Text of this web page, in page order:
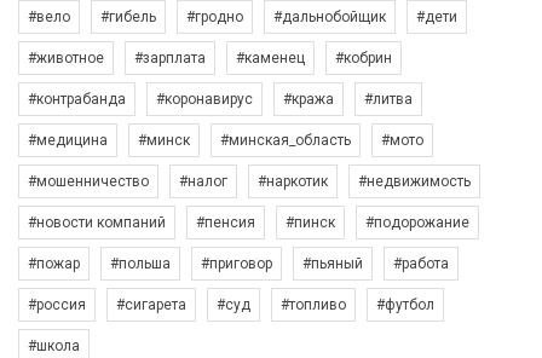
#вело #гибель #гродно #дальнобойщик #дети
#животное #зарплата #каменец #кобрин
#контрабанда #коронавирус #кража #литва
#медицина #минск #минская_область #мото
#мошенничество #налог #наркотик #недвижимость
#новости компаний #пенсия #пинск #подорожание
#пожар #польша #приговор #пьяный #работа
#россия #сигарета #суд #топливо #футбол
#школа